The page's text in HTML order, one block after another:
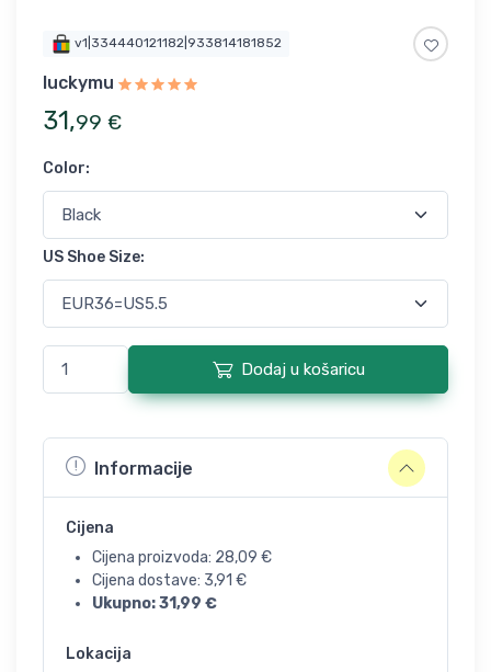
v1|334440121182|933814181852
luckymu
31,99 €
Color:
US Shoe Size:
Dodaj u košaricu
Informacije
Cijena
Cijena proizvoda: 28,09 €
Cijena dostave: 3,91 €
Ukupno:31,99 €
Lokacija